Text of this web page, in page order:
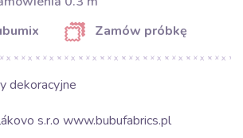
Zamów próbkę
dekoracyjne
s.r.o www.bubufabrics.pl